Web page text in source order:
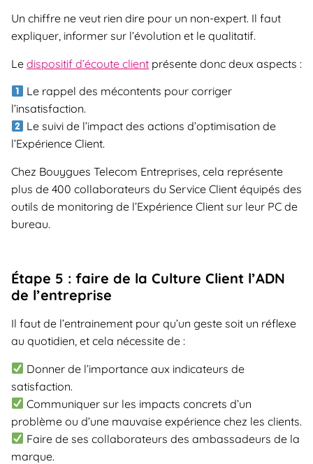
Un chiffre ne veut rien dire pour un non-expert. Il faut
expliquer, informer sur l’évolution et le qualitatif.
Le dispositif d’écoute client présente donc deux aspects :
Le rappel des mécontents pour corriger
l’insatisfaction.
Le suivi de l’impact des actions d’optimisation de
l’Expérience Client.
Chez Bouygues Telecom Entreprises, cela représente
plus de 400 collaborateurs du Service Client équipés des
outils de monitoring de l’Expérience Client sur leur PC de
bureau.
Étape 5 : faire de la Culture Client l’ADN
de l’entreprise
Il faut de l’entrainement pour qu’un geste soit un réflexe
au quotidien, et cela nécessite de :
Donner de l’importance aux indicateurs de
satisfaction.
Communiquer sur les impacts concrets d’un
problème ou d’une mauvaise expérience chez les clients.
Faire de ses collaborateurs des ambassadeurs de la
marque.